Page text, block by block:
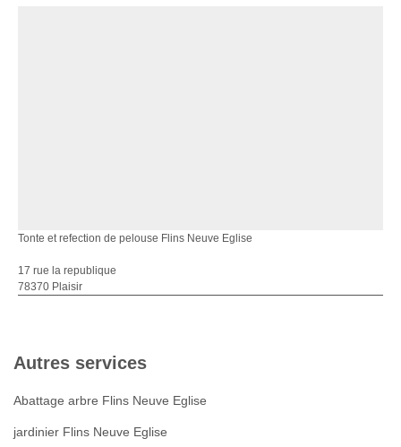
Tonte et refection de pelouse Flins Neuve Eglise
17 rue la republique
78370 Plaisir
Autres services
Abattage arbre Flins Neuve Eglise
jardinier Flins Neuve Eglise